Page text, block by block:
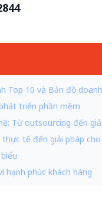
Top 10 và Bản đồ
triển phần mềm
Từ outsourcing đến
thực tế đến giải pháp
hạnh phúc khách hàng